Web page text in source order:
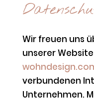
Wir freuen uns
unserer Website
verbundenen
Unternehmen.